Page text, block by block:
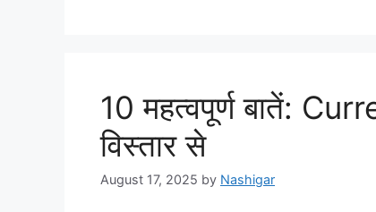
10 महत्वपूर्ण बातें:
विस्तार से
August 17, 2025 by Nashigar